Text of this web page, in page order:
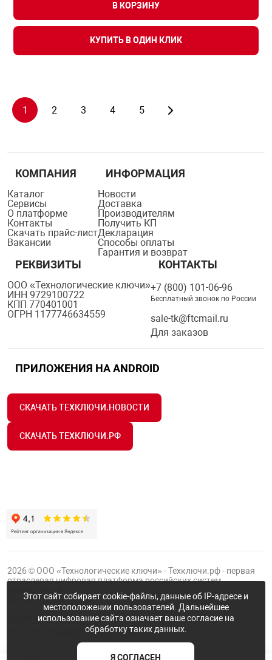
В КОРЗИНУ
КУПИТЬ В ОДИН КЛИК
1 2 3 4 5
КОМПАНИЯ
Каталог
Сервисы
О платформе
Контакты
Скачать прайс-лист
Вакансии
ИНФОРМАЦИЯ
Новости
Доставка
Производителям
Получить КП
Декларация
Способы оплаты
Гарантия и возврат
РЕКВИЗИТЫ
ООО «Технологические ключи»
ИНН 9729100722
КПП 770401001
ОГРН 1177746634559
КОНТАКТЫ
+7 (800) 101-06-96
Бесплатный звонок по России
sale-tk@ftcmail.ru
Для заказов
ПРИЛОЖЕНИЯ НА ANDROID
СКАЧАТЬ ТЕХКЛЮЧИ.НОВОСТИ
СКАЧАТЬ ТЕХКЛЮЧИ.РФ
2026 © ООО «Технологические ключи» - Техключи.рф - первая
отраслевая цифровая платформа российских систем
ПроектГруппы ФТК
Публичная оферта
Политика конфиденциальности
Этот сайт собирает cookie-файлы, данные об IP-адресе и
местоположении пользователей. Дальнейшее
использование сайта означает ваше согласие на
обработку таких данных.
Я СОГЛАСЕН